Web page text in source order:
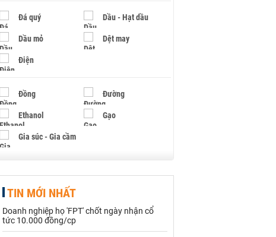
Đá quý Dầu - Hạt dầu
Dầu mỏ Dệt may
Điện
Đồng Đường
Ethanol Gạo
Gia súc - Gia cầm
Hạt điều
Khí đốt
TIN MỚI NHẤT
Doanh nghiệp họ 'FPT' chốt ngày nhận cổ
tức 10.000 đồng/cp